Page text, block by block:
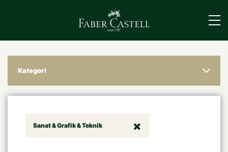
Kategori
Sanat & Grafik & Teknik